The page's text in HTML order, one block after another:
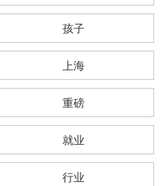
孩子
上海
重磅
就业
行业